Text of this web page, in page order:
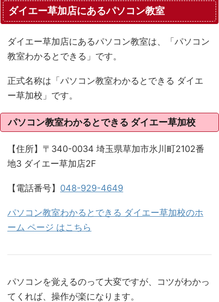
ダイエー草加店にあるパソコン教室
ダイエー草加店にあるパソコン教室は、「パソコン
教室わかるとできる」です。
正式名称は「パソコン教室わかるとできる ダイエ
ー草加校」です。
パソコン教室わかるとできる ダイエー草加校
【住所】〒340-0034 埼玉県草加市氷川町2102番
地3 ダイエー草加店2F
【電話番号】 048-929-4649
パソコン教室わかるとできる ダイエー草加校のホ
ーム ページ はこちら
パソコンを覚えるのって大変ですが、コツがわかっ
てくれば、操作が楽になります。